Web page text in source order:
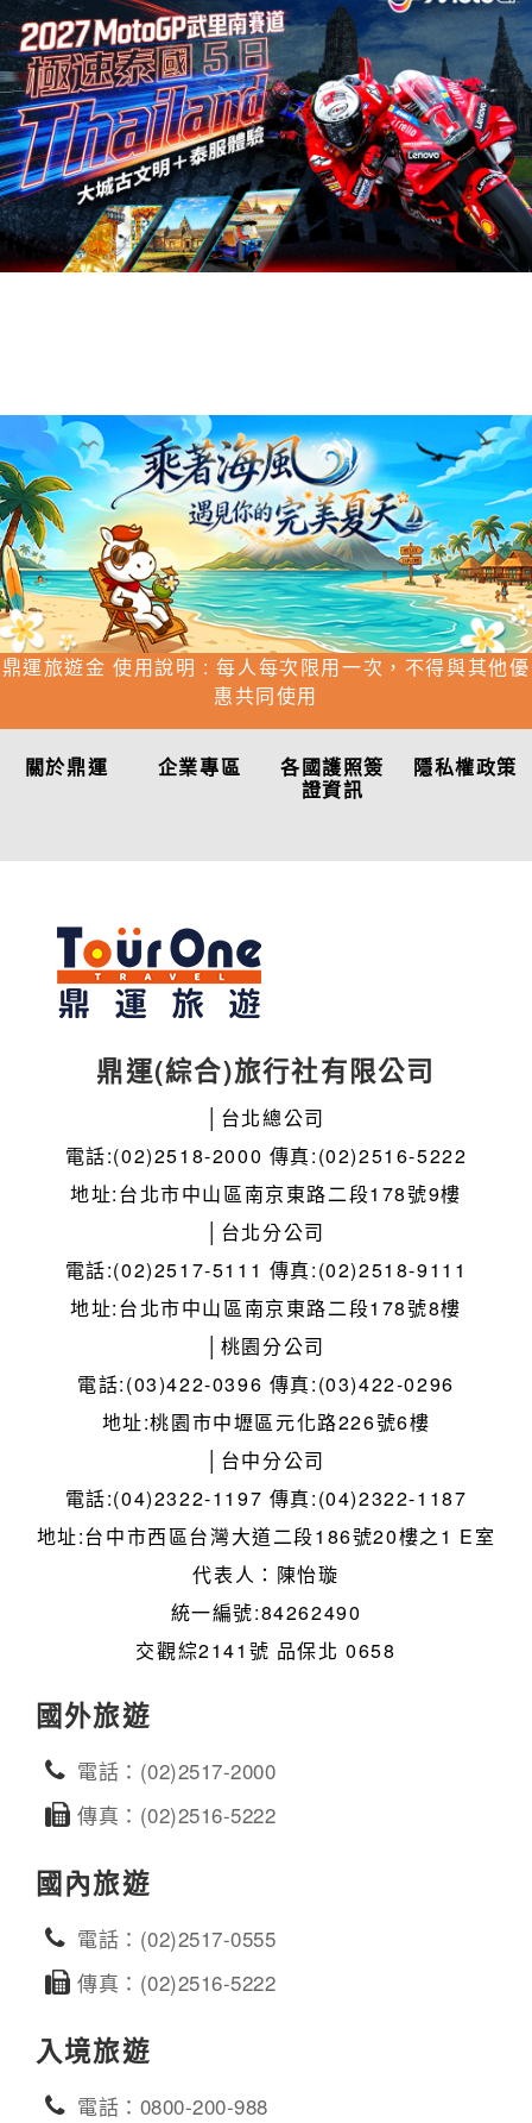
鼎運旅遊金 使用說明 : 每人每次限用一次，不得與其他優
惠共同使用
關於鼎運 企業專區
各國護照簽
證資訊
隱私權政策
鼎運(綜合)旅行社有限公司
│台北總公司
電話:(02)2518-2000 傳真:(02)2516-5222
地址:台北市中山區南京東路二段178號9樓
│台北分公司
電話:(02)2517-5111 傳真:(02)2518-9111
地址:台北市中山區南京東路二段178號8樓
│桃園分公司
電話:(03)422-0396 傳真:(03)422-0296
地址:桃園市中壢區元化路226號6樓
│台中分公司
電話:(04)2322-1197 傳真:(04)2322-1187
地址:台中市西區台灣大道二段186號20樓之1 E室
代表人：陳怡璇
統一編號:84262490
交觀綜2141號 品保北 0658
國外旅遊
電話：(02)2517-2000
傳真：(02)2516-5222
國內旅遊
電話：(02)2517-0555
傳真：(02)2516-5222
入境旅遊
電話：0800-200-988